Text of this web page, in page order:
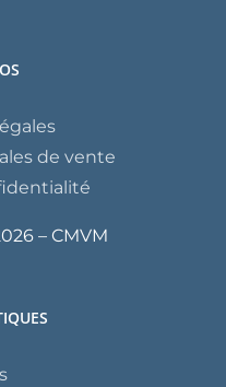
de vente
– CMVM